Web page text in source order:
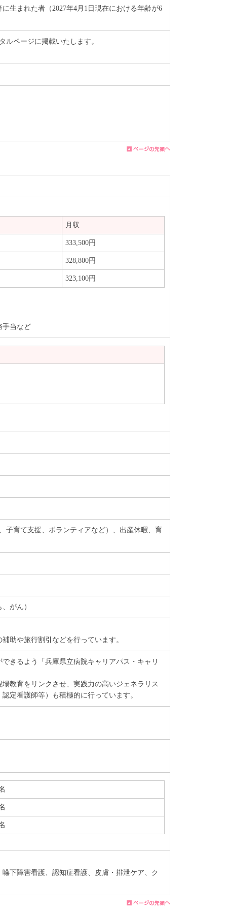
生まれた者（2027年4月1日現在における年齢が6
ルページに掲載いたします。
月収
333,500円
328,800円
323,100円
手当など
子育て支援、ボランティアなど）、出産休暇、育
がん）
助や旅行割引などを行っています。
きるよう「兵庫県立病院キャリアパス・キャリ
教育をリンクさせ、実践力の高いジェネラリス
定看護師等）も積極的に行っています。
下障害看護、認知症看護、皮膚・排泄ケア、ク